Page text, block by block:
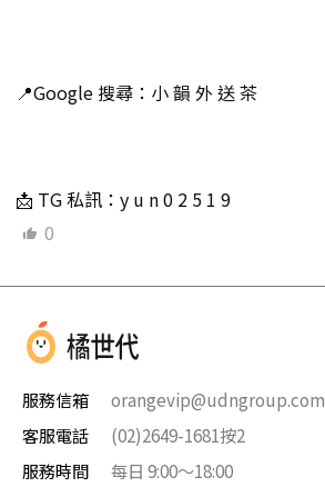
📍Google 搜尋：小 韻 外 送 茶
📩 TG 私訊：y u n 0 2 5 1 9
0
服務信箱
orangevip@udngroup.com
客服電話
(02)2649-1681按2
服務時間
每日 9:00～18:00